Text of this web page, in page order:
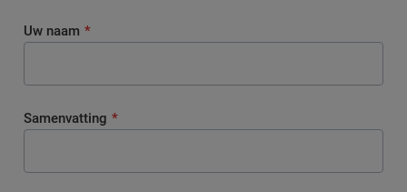
Uw naam
Samenvatting